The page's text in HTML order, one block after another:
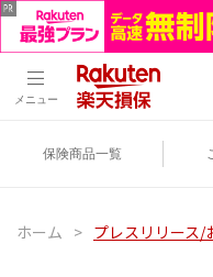
メニュー
保険商品一覧
ホーム > プレスリリース/